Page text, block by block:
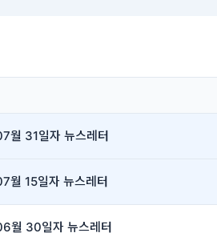
월 31일자 뉴스레터
월 15일자 뉴스레터
월 30일자 뉴스레터